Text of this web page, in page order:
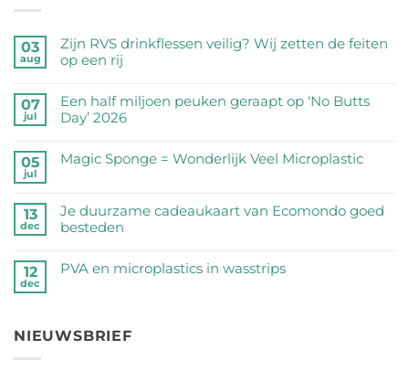
03
aug
Zijn RVS drinkflessen veilig? Wij zetten de feiten
op een rij
reacties
op
drinkflessen
zetten
de
op
07
jul
Een half miljoen peuken geraapt op ‘No Butts
Day’ 2026
reacties
half
miljoen
op
2026
05
jul
Magic Sponge = Wonderlijk Veel Microplastic
op
Magic
=
13
dec
Je duurzame cadeaukaart van Ecomondo goed
besteden
reacties
cadeaukaart
12
dec
PVA en microplastics in wasstrips
PVA
NIEUWSBRIEF